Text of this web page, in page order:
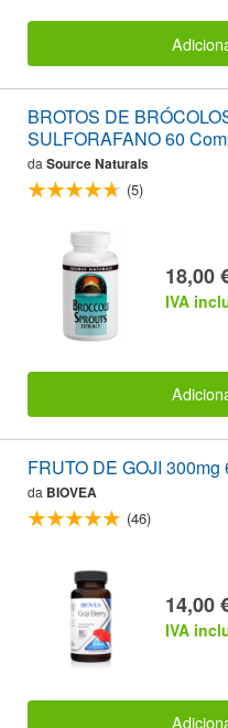
BROTOS DE
SULFORAFANO 60
da Source Naturals
(5)
18,00
IVA
FRUTO DE GOJI
da BIOVEA
(46)
14,00
IVA